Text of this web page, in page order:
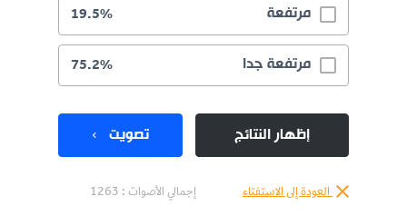
مرتفعة 19.5%
مرتفعة جدا 75.2%
إظهار النتائج تصويت
العودة إلى الاستفتاء إجمالي الأصوات : 1263